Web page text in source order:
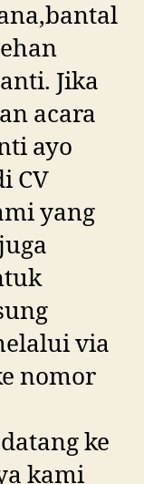
Jika
acara
ayo
CV
yang
via
nomor
ke
kami